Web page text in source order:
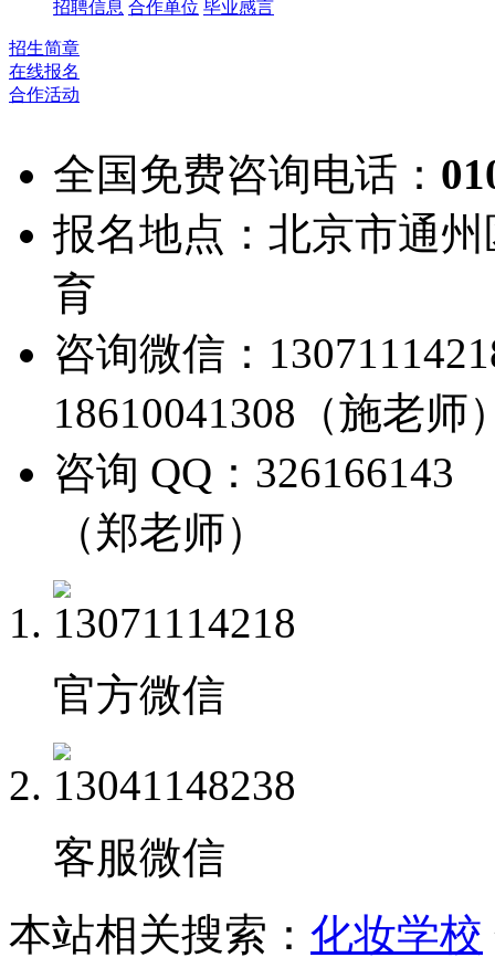
招聘信息 合作单位 毕业感言
招生简章
在线报名
合作活动
全国免费咨询电话：
报名地点：北京市通
育
咨询微信：
18610041308（施老师
咨询 QQ：
（郑老师）
官方微信
客服微信
本站相关搜索： 化妆学校